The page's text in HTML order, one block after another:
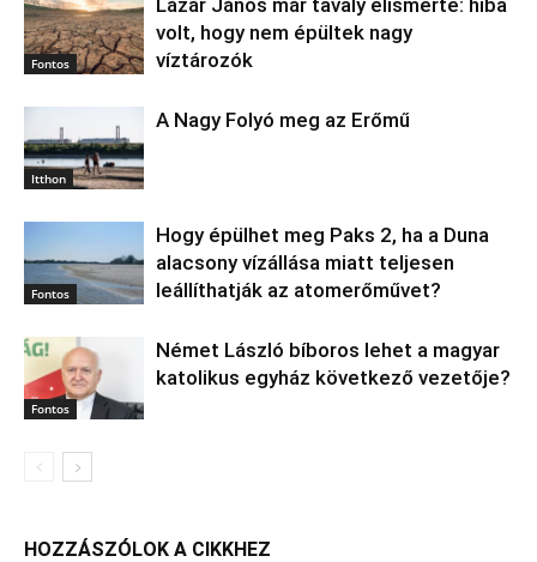
Fontos
volt, hogy nem épültek nagy
víztározók
Itthon
A Nagy Folyó meg az Erőmű
Fontos
Hogy épülhet meg Paks 2, ha a Duna
alacsony vízállása miatt teljesen
leállíthatják az atomerőművet?
Fontos
Német László bíboros lehet a magyar
katolikus egyház következő vezetője?
HOZZÁSZÓLOK A CIKKHEZ